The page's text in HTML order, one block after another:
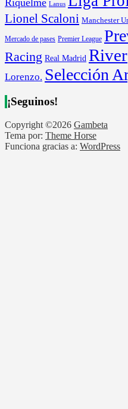
Lanus
Lionel Scaloni Manchester
Mercado de pases Premier League
Racing Real Madrid River
Lorenzo. Selección
¡Seguinos!
Copyright ©2026 Gambeta
Tema por: Theme Horse
Funciona gracias a: WordPress